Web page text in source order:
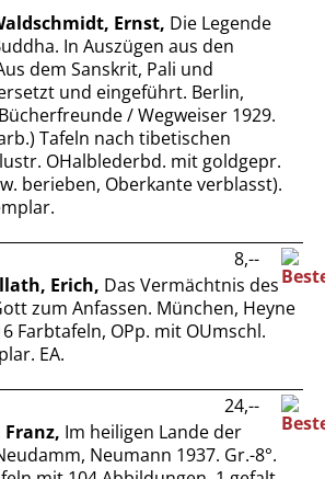
Ernst, Die Legende
In Auszügen aus den
dem Sanskrit, Pali und
und eingeführt. Berlin,
/ Wegweiser 1929.
Tafeln nach tibetischen
OHalblederbd. mit goldgepr.
berieben, Oberkante verblasst).
Erich, Das Vermächtnis des
zum Anfassen. München, Heyne
Farbtafeln, OPp. mit OUmschl.
EA.
8,--
Franz, Im heiligen Lande der
Neumann 1937. Gr.-8°.
24,--